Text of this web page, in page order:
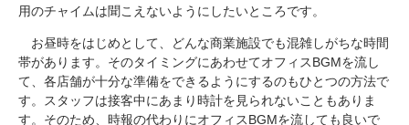
用のチャイムは聞こえないようにしたいところです。
お昼時をはじめとして、どんな商業施設でも混雑しがちな時間
帯があります。そのタイミングにあわせてオフィスBGMを流し
て、各店舗が十分な準備をできるようにするのもひとつの方法で
す。スタッフは接客中にあまり時計を見られないこともありま
す。そのため、時報の代わりにオフィスBGMを流しても良いで